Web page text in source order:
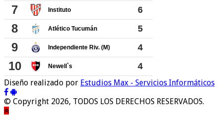
Diseño realizado por Estudios Max - Servicios Informáticos
© Copyright 2026, TODOS LOS DERECHOS RESERVADOS.